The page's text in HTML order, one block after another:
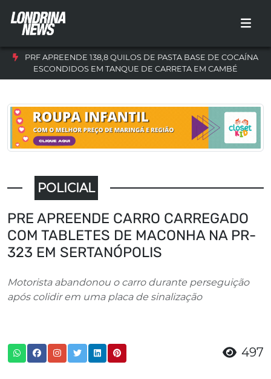
PRF APREENDE 138,8 QUILOS DE PASTA BASE DE COCAÍNA
ESCONDIDOS EM TANQUE DE CARRETA EM CAMBÉ
POLICIAL
PRE APREENDE CARRO CARREGADO
COM TABLETES DE MACONHA NA PR-
323 EM SERTANÓPOLIS
Motorista abandonou o carro durante perseguição
após colidir em uma placa de sinalização
497